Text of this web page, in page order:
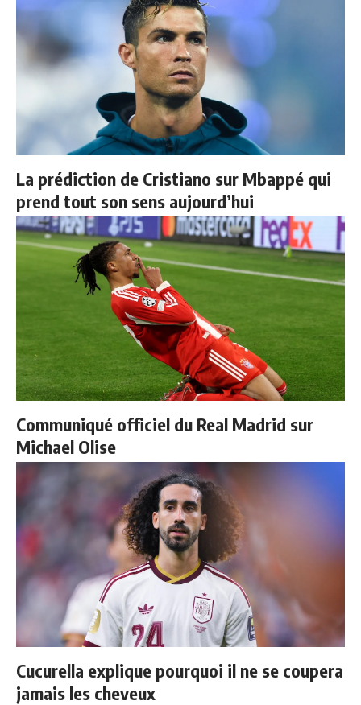
La prédiction de Cristiano sur Mbappé qui
prend tout son sens aujourd’hui
Communiqué officiel du Real Madrid sur
Michael Olise
Cucurella explique pourquoi il ne se coupera
jamais les cheveux